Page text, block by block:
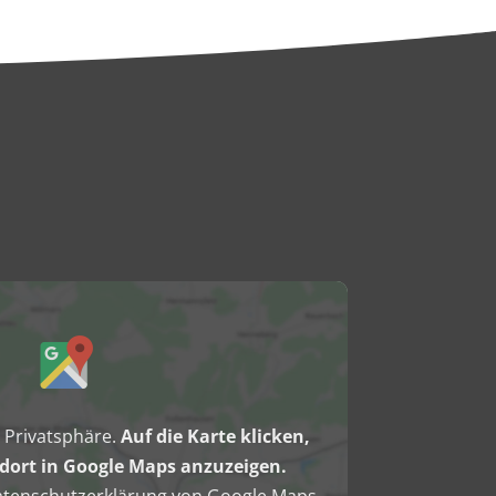
auf
Auf die Karte klicken,
in Google Maps anzuzeigen.